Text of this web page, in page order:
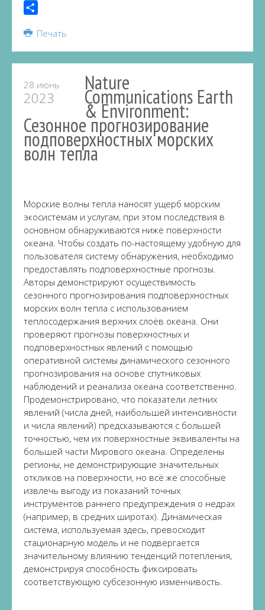
Telegram
Печать
28 июнь
2023
Nature
Communications Earth
& Environment:
Сезонное прогнозирование
подповерхностных морских
волн тепла
Морские волны тепла наносят ущерб морским
экосистемам и услугам, при этом последствия в
основном обнаруживаются ниже поверхности
океана. Чтобы создать по-настоящему удобную для
пользователя систему обнаружения, необходимо
предоставлять подповерхностные прогнозы.
Авторы демонстрируют осуществимость
сезонного прогнозирования подповерхностных
морских волн тепла с использованием
теплосодержания верхних слоёв океана. Они
проверяют прогнозы поверхностных и
подповерхностных явлений с помощью
оперативной системы динамического сезонного
прогнозирования на основе спутниковых
наблюдений и реанализа океана соответственно.
Продемонстрировано, что показатели летних
явлений (числа дней, наибольшей интенсивности
и числа явлений) предсказываются с большей
точностью, чем их поверхностные эквиваленты на
большей части Мирового океана. Определены
регионы, не демонстрирующие значительных
откликов на поверхности, но всё же способные
извлечь выгоду из показаний точных
инструментов раннего предупреждения о недрах
(например, в средних широтах). Динамическая
система, используемая здесь, превосходит
стационарную модель и не подвергается
значительному влиянию тенденций потепления,
демонстрируя способность фиксировать
соответствующую субсезонную изменчивость.